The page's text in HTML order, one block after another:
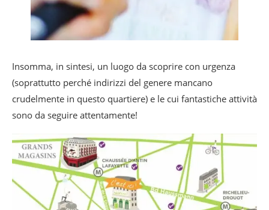
Insomma, in sintesi, un luogo da scoprire con urgenza
(soprattutto perché indirizzi del genere mancano
crudelmente in questo quartiere) e le cui fantastiche attività
sono da seguire attentamente!